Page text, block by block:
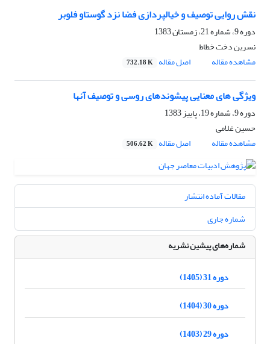
نقش روایی توصیف و خیالپردازی فضا نزد گوستاو فلوبر
دوره 9، شماره 21، زمستان 1383
نسرین دخت خطاط
مشاهده مقاله
اصل مقاله 732.18 K
ویژگی های معنایی پیشوندهای روسی و توصیف آنها
دوره 9، شماره 19، پاییز 1383
حسین غلامی
مشاهده مقاله
اصل مقاله 506.62 K
مقالات آماده انتشار
شماره جاری
شماره‌های پیشین نشریه
دوره 31 (1405)
دوره 30 (1404)
دوره 29 (1403)